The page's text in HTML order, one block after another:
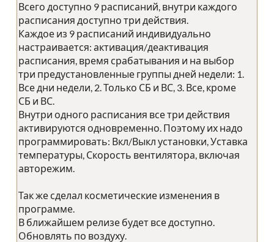
Всего доступно 9 расписаний, внутри каждого
расписания доступно три действия.
Каждое из 9 расписаний индивидуально
настраивается: активация/деактивация
расписания, время срабатывания и на выбор
три предустановленные группы дней недели: 1.
Все дни недели, 2. Только СБ и ВС, 3. Все, кроме
СБ и ВС.
Внутри одного расписания все три действия
активируются одновременно. Поэтому их надо
программировать: Вкл/Выкл установки, Уставка
температуры, Скорость вентилятора, включая
авторежим.
Так же сделал косметические изменения в
программе.
В ближайшем релизе будет все доступно.
Обновлять по воздуху.